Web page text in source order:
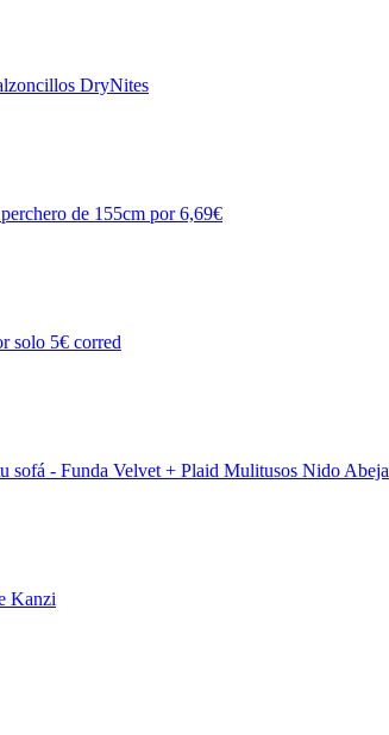
DryNites
de 155cm por 6,69€
solo 5€ corred
sofá - Funda Velvet + Plaid Mulitusos Nido Abeja
Kanzi